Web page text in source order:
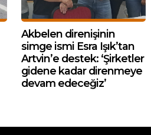
Akbelen direnişinin
simge ismi Esra Işık’tan
Artvin’e destek: ‘Şirketler
gidene kadar direnmeye
devam edeceğiz’